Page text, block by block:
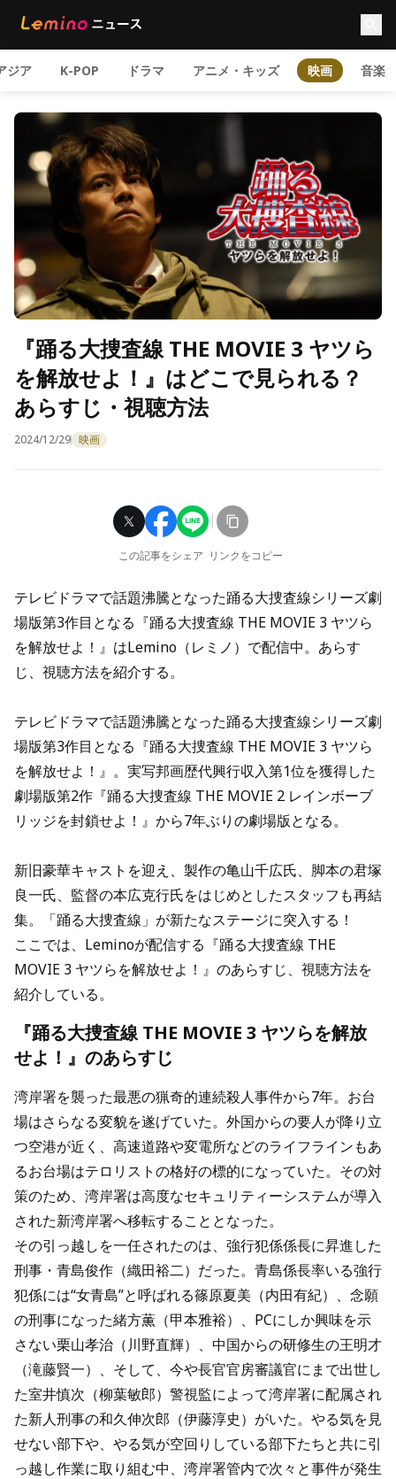
ジア K-POP ドラマ アニメ・キッズ 映画 音楽
『踊る大捜査線 THE MOVIE 3 ヤツら
を解放せよ！』はどこで見られる？
あらすじ・視聴方法
2024/12/29 映画
この記事をシェア リンクをコピー
テレビドラマで話題沸騰となった踊る大捜査線シリーズ劇
場版第3作目となる『踊る大捜査線 THE MOVIE 3 ヤツら
を解放せよ！』はLemino（レミノ）で配信中。あらす
じ、視聴方法を紹介する。
テレビドラマで話題沸騰となった踊る大捜査線シリーズ劇
場版第3作目となる『踊る大捜査線 THE MOVIE 3 ヤツら
を解放せよ！』。実写邦画歴代興行収入第1位を獲得した
劇場版第2作『踊る大捜査線 THE MOVIE 2 レインボーブ
リッジを封鎖せよ！』から7年ぶりの劇場版となる。
新旧豪華キャストを迎え、製作の亀山千広氏、脚本の君塚
良一氏、監督の本広克行氏をはじめとしたスタッフも再結
集。「踊る大捜査線」が新たなステージに突入する！
ここでは、Leminoが配信する『踊る大捜査線 THE
MOVIE 3 ヤツらを解放せよ！』のあらすじ、視聴方法を
紹介している。
『踊る大捜査線 THE MOVIE 3 ヤツらを解放
せよ！』のあらすじ
湾岸署を襲った最悪の猟奇的連続殺人事件から7年。お台
場はさらなる変貌を遂げていた。外国からの要人が降り立
つ空港が近く、高速道路や変電所などのライフラインもあ
るお台場はテロリストの格好の標的になっていた。その対
策のため、湾岸署は高度なセキュリティーシステムが導入
された新湾岸署へ移転することとなった。
その引っ越しを一任されたのは、強行犯係係長に昇進した
刑事・青島俊作（織田裕二）だった。青島係長率いる強行
犯係には“女青島”と呼ばれる篠原夏美（内田有紀）、念願
の刑事になった緒方薫（甲本雅裕）、PCにしか興味を示
さない栗山孝治（川野直輝）、中国からの研修生の王明才
（滝藤賢一）、そして、今や長官官房審議官にまで出世し
た室井慎次（柳葉敏郎）警視監によって湾岸署に配属され
た新人刑事の和久伸次郎（伊藤淳史）がいた。やる気を見
せない部下や、やる気が空回りしている部下たちと共に引
っ越し作業に取り組む中、湾岸署管内で次々と事件が発生